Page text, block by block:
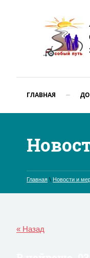
ГЛАВНАЯ
Главная \ Новости и
« Назад